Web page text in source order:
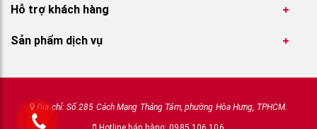
Hỗ trợ khách hàng
Sản phẩm dịch vụ
Địa chỉ: Số 285 Cách Mạng Tháng Tám, phường Hòa Hưng, TPHCM.